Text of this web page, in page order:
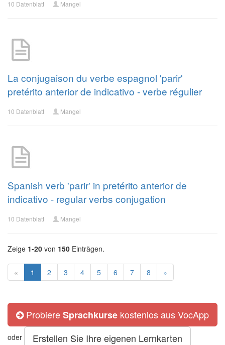
10 Datenblatt Mangel
La conjugaison du verbe espagnol 'parir'
pretérito anterior de indicativo - verbe régulier
10 Datenblatt Mangel
Spanish verb 'parir' in pretérito anterior de
indicativo - regular verbs conjugation
10 Datenblatt Mangel
Zeige 1-20 von 150 Einträgen.
« 1 2 3 4 5 6 7 8 »
ProbiereSprachkurse kostenlos aus VocApp
oder Erstellen Sie Ihre eigenen Lernkarten